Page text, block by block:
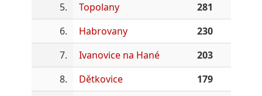
5.
Topolany
281
6.
Habrovany
230
7.
Ivanovice na Hané
203
8.
Dětkovice
179